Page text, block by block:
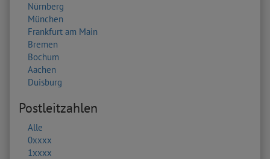
Nürnberg
München
Frankfurt am Main
Bremen
Bochum
Aachen
Duisburg
Postleitzahlen
Alle
0xxxx
1xxxx